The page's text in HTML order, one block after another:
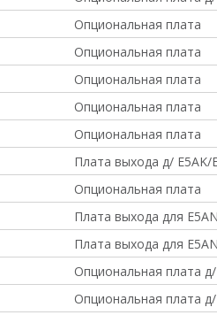
Опциональная плата
Опциональная плата
Опциональная плата
Опциональная плата
Опциональная плата
Плата выхода д/ E5AK/
Опциональная плата
Плата выхода для
Плата выхода для
Опциональная плата д/
Опциональная плата д/